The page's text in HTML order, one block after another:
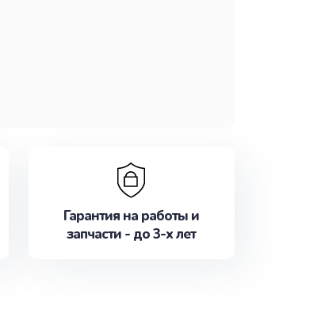
Гарантия на работы и
запчасти - до 3-х лет